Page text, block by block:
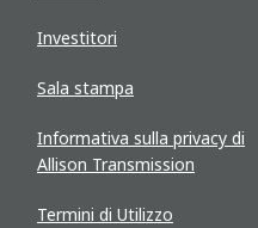
Investitori
Sala stampa
Informativa sulla privacy di
Allison Transmission
Termini di Utilizzo